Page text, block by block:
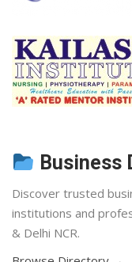
Business
Discover trusted
institutions and
& Delhi NCR.